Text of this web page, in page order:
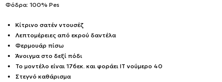
Φόδρα: 100% Pes
Κίτρινο σατέν ντουσέζ
Λεπτομέρειες από εκρού δαντέλα
Φερμουάρ πίσω
Άνοιγμα στο δεξί πόδι
Το μοντέλο είναι 176εκ. και φοράει IT νούμερο 40
Στεγνό καθάρισμα